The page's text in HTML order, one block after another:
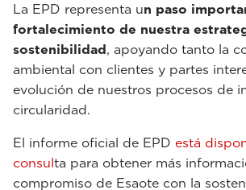
La EPD representa un paso
fortalecimiento de nuestra
sostenibilidad, apoyando tanto la
ambiental con clientes y partes
evolución de nuestros procesos de
circularidad.
El informe oficial de EPD está
consulta para obtener más
compromiso de Esaote con la